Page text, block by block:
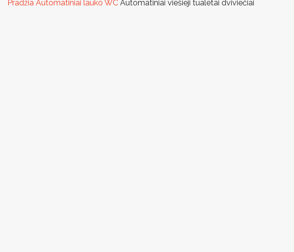
Pradžia Automatiniai lauko WC Automatiniai viešieji tualetai dviviečiai